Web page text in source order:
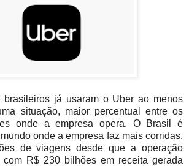
brasileiros já usaram o Uber ao menos
situação, maior percentual entre os
onde a empresa opera. O Brasil é
onde a empresa faz mais corridas.
de viagens desde que a operação
com R$ 230 bilhões em receita gerada